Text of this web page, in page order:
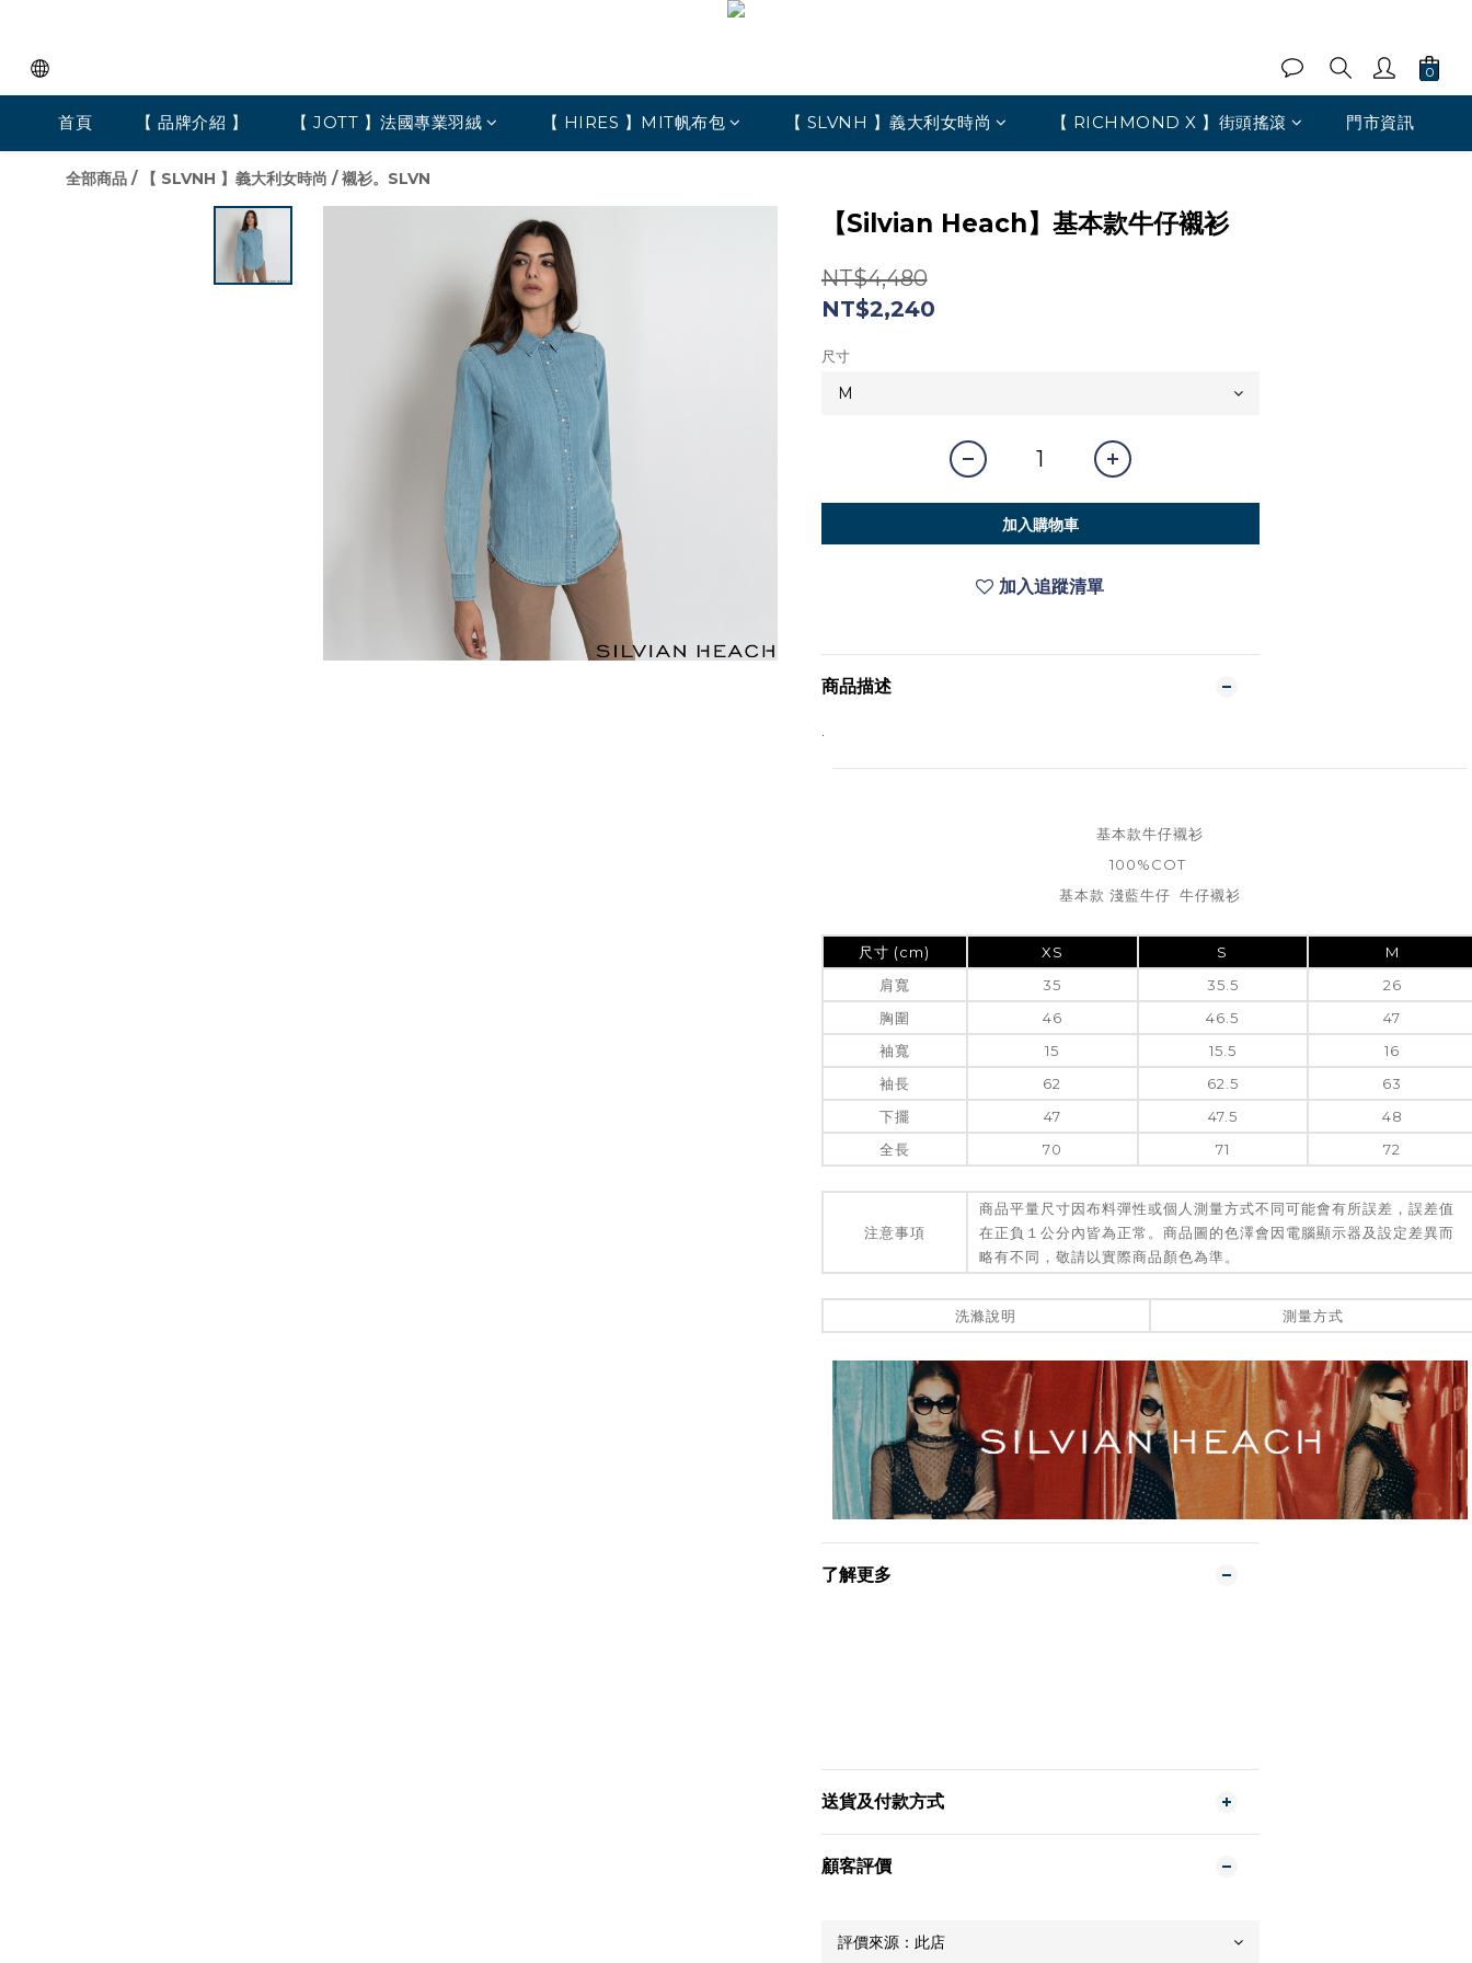
首頁 【 品牌介紹 】 【 JOTT 】法國專業羽絨 【 HIRES 】MIT帆布包 【 SLVNH 】義大利女時尚 【 RICHMOND X 】街頭搖滾 門市資訊
全部商品 / 【 SLVNH 】義大利女時尚 /襯衫。SLVN
【Silvian Heach】基本款牛仔襯衫
NT$4,480
NT$2,240
尺寸
加入購物車
加入追蹤清單
商品描述
基本款牛仔襯衫
100%COT
基本款 淺藍牛仔 牛仔襯衫
尺寸 (cm) XS S
M
肩寬
35 35.5
26
胸圍
46 46.5
47
袖寬
15 15.5
16
袖長
62 62.5
63
下擺
47 47.5
48
全長
70 71 72
注意事項
商品平量尺寸因布料彈性或個人測量方式不同可能會有所誤差，誤差值
在正負１公分內皆為正常。商品圖的色澤會因電腦顯示器及設定差異而
略有不同，敬請以實際商品顏色為準。
洗滌說明 測量方式
了解更多
送貨及付款方式
顧客評價